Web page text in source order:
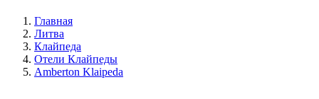
Главная
Литва
Клайпеда
Отели Клайпеды
Amberton Klaipeda